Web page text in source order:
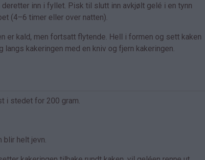
inn i fyllet. Pisk til slutt inn avkjølt gelé i en tynn
(4–6 timer eller over natten).
er kald, men fortsatt flytende. Hell i formen og sett kaken
kakeringen med en kniv og fjern kakeringen.
i stedet for 200 gram.
helt jevn.